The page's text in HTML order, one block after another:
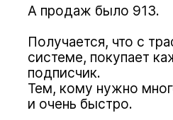
А продаж было 913.
Получается, что с
системе, покупает
подписчик.
Тем, кому нужно
и очень быстро.